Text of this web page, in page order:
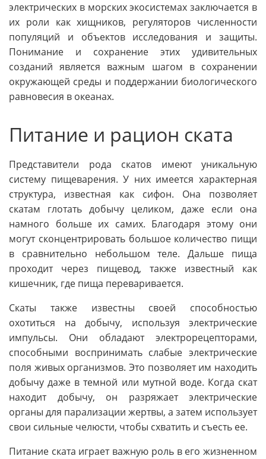
электрических в морских экосистемах заключается в
их роли как хищников, регуляторов численности
популяций и объектов исследования и защиты.
Понимание и сохранение этих удивительных
созданий является важным шагом в сохранении
окружающей среды и поддержании биологического
равновесия в океанах.
Питание и рацион ската
Представители рода скатов имеют уникальную
систему пищеварения. У них имеется характерная
структура, известная как сифон. Она позволяет
скатам глотать добычу целиком, даже если она
намного больше их самих. Благодаря этому они
могут сконцентрировать большое количество пищи
в сравнительно небольшом теле. Дальше пища
проходит через пищевод, также известный как
кишечник, где пища переваривается.
Скаты также известны своей способностью
охотиться на добычу, используя электрические
импульсы. Они обладают электрорецепторами,
способными воспринимать слабые электрические
поля живых организмов. Это позволяет им находить
добычу даже в темной или мутной воде. Когда скат
находит добычу, он разряжает электрические
органы для парализации жертвы, а затем использует
свои сильные челюсти, чтобы схватить и съесть ее.
Питание ската играет важную роль в его жизненном